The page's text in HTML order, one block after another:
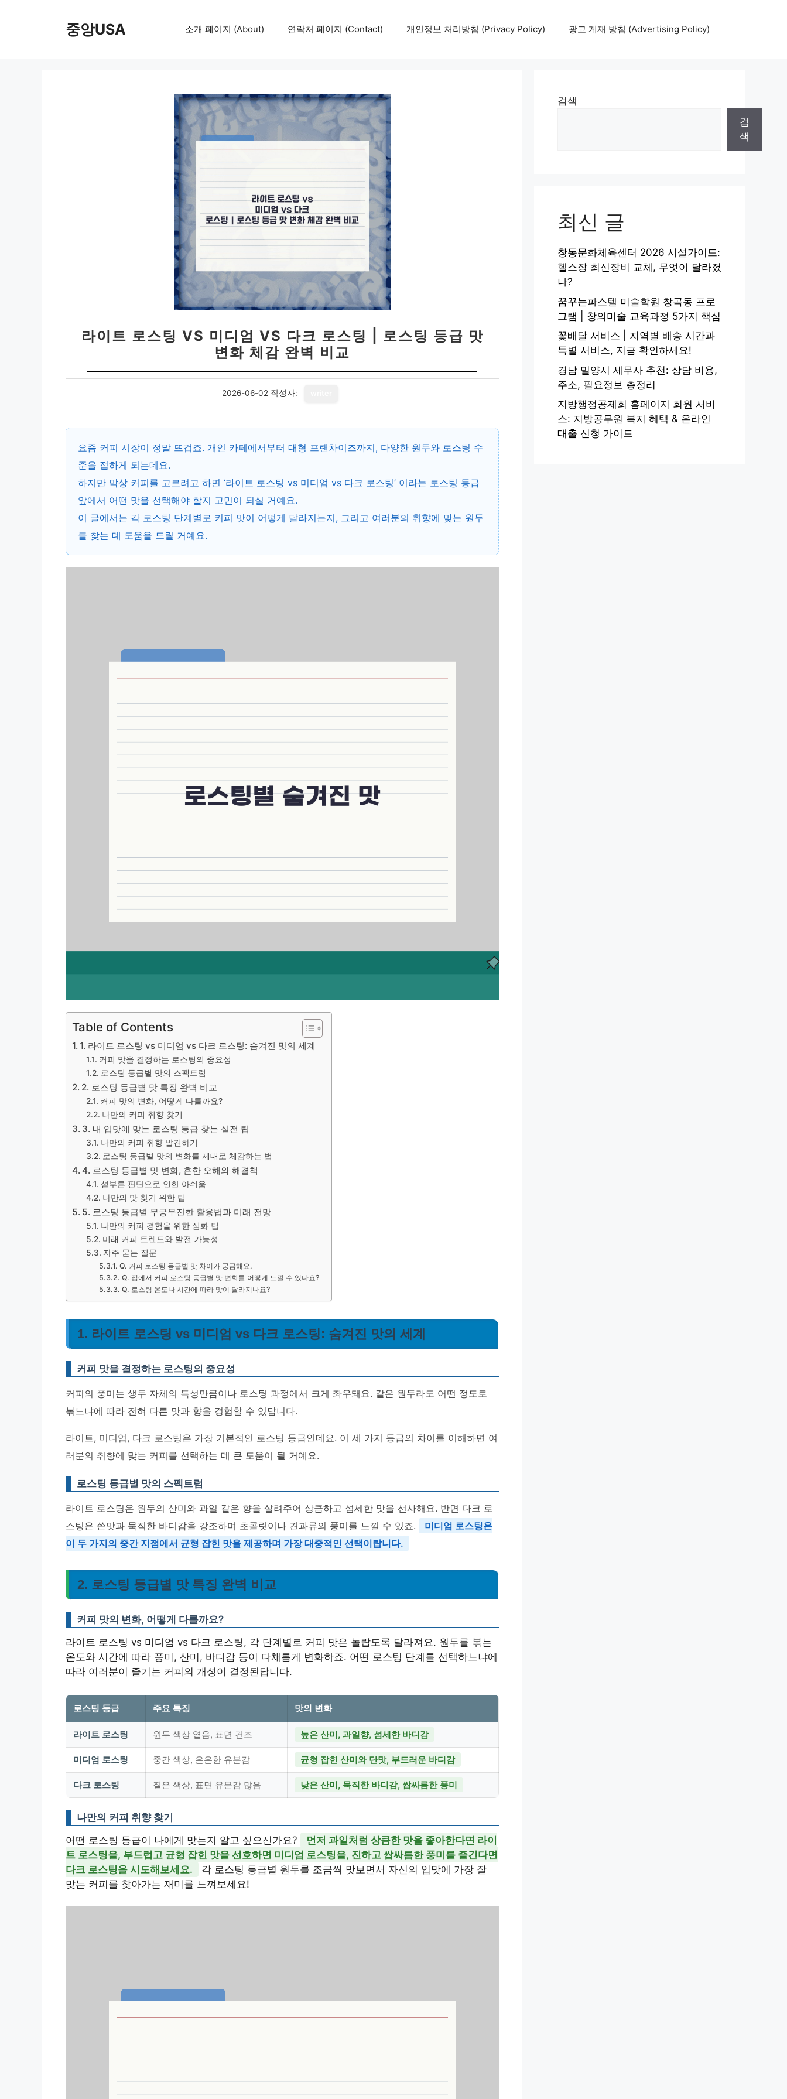
중앙USA 소개 페이지 (About) 연락처 페이지 (Contact) 개인정보 처리방침 (Privacy Policy) 광고 게재 방침 (Advertising Policy)
라이트 로스팅 VS 미디엄 VS 다크 로스팅 | 로스팅 등급 맛
변화 체감 완벽 비교
2026-06-02 작성자:
요즘 커피 시장이 정말 뜨겁죠. 개인 카페에서부터 대형 프랜차이즈까지, 다양한 원두와 로스팅 수
준을 접하게 되는데요.
하지만 막상 커피를 고르려고 하면 ‘라이트 로스팅 vs 미디엄 vs 다크 로스팅’ 이라는 로스팅 등급
앞에서 어떤 맛을 선택해야 할지 고민이 되실 거예요.
이 글에서는 각 로스팅 단계별로 커피 맛이 어떻게 달라지는지, 그리고 여러분의 취향에 맞는 원두
를 찾는 데 도움을 드릴 거예요.
Table of Contents
1. 라이트 로스팅 vs 미디엄 vs 다크 로스팅: 숨겨진 맛의 세계
커피 맛을 결정하는 로스팅의 중요성
로스팅 등급별 맛의 스펙트럼
2. 로스팅 등급별 맛 특징 완벽 비교
커피 맛의 변화, 어떻게 다를까요?
나만의 커피 취향 찾기
3. 내 입맛에 맞는 로스팅 등급 찾는 실전 팁
나만의 커피 취향 발견하기
로스팅 등급별 맛의 변화를 제대로 체감하는 법
4. 로스팅 등급별 맛 변화, 흔한 오해와 해결책
섣부른 판단으로 인한 아쉬움
나만의 맛 찾기 위한 팁
5. 로스팅 등급별 무궁무진한 활용법과 미래 전망
나만의 커피 경험을 위한 심화 팁
미래 커피 트렌드와 발전 가능성
자주 묻는 질문
Q. 커피 로스팅 등급별 맛 차이가 궁금해요.
Q. 집에서 커피 로스팅 등급별 맛 변화를 어떻게 느낄 수 있나요?
Q. 로스팅 온도나 시간에 따라 맛이 달라지나요?
1. 라이트 로스팅 vs 미디엄 vs 다크 로스팅: 숨겨진 맛의 세계
커피 맛을 결정하는 로스팅의 중요성
커피의 풍미는 생두 자체의 특성만큼이나 로스팅 과정에서 크게 좌우돼요. 같은 원두라도 어떤 정도로
볶느냐에 따라 전혀 다른 맛과 향을 경험할 수 있답니다.
라이트, 미디엄, 다크 로스팅은 가장 기본적인 로스팅 등급인데요. 이 세 가지 등급의 차이를 이해하면 여
러분의 취향에 맞는 커피를 선택하는 데 큰 도움이 될 거예요.
로스팅 등급별 맛의 스펙트럼
라이트 로스팅은 원두의 산미와 과일 같은 향을 살려주어 상큼하고 섬세한 맛을 선사해요. 반면 다크 로
스팅은 쓴맛과 묵직한 바디감을 강조하며 초콜릿이나 견과류의 풍미를 느낄 수 있죠.
미디엄 로스팅은
이 두 가지의 중간 지점에서 균형 잡힌 맛을 제공하며 가장 대중적인 선택이랍니다.
2. 로스팅 등급별 맛 특징 완벽 비교
커피 맛의 변화, 어떻게 다를까요?
라이트 로스팅 vs 미디엄 vs 다크 로스팅, 각 단계별로 커피 맛은 놀랍도록 달라져요. 원두를 볶는
온도와 시간에 따라 풍미, 산미, 바디감 등이 다채롭게 변화하죠. 어떤 로스팅 단계를 선택하느냐에
따라 여러분이 즐기는 커피의 개성이 결정된답니다.
로스팅 등급 주요 특징 맛의 변화
라이트 로스팅 원두 색상 옅음, 표면 건조 높은 산미, 과일향, 섬세한 바디감
미디엄 로스팅 중간 색상, 은은한 유분감 균형 잡힌 산미와 단맛, 부드러운 바디감
다크 로스팅 짙은 색상, 표면 유분감 많음 낮은 산미, 묵직한 바디감, 쌉싸름한 풍미
나만의 커피 취향 찾기
어떤 로스팅 등급이 나에게 맞는지 알고 싶으신가요?
먼저 과일처럼 상큼한 맛을 좋아한다면 라이
트 로스팅을, 부드럽고 균형 잡힌 맛을 선호하면 미디엄 로스팅을, 진하고 쌉싸름한 풍미를 즐긴다면
다크 로스팅을 시도해보세요.
각 로스팅 등급별 원두를 조금씩 맛보면서 자신의 입맛에 가장 잘
맞는 커피를 찾아가는 재미를 느껴보세요!
검색
검
색
최신 글
창동문화체육센터 2026 시설가이드:
헬스장 최신장비 교체, 무엇이 달라졌
나?
꿈꾸는파스텔 미술학원 창곡동 프로
그램 | 창의미술 교육과정 5가지 핵심
꽃배달 서비스 | 지역별 배송 시간과
특별 서비스, 지금 확인하세요!
경남 밀양시 세무사 추천: 상담 비용,
주소, 필요정보 총정리
지방행정공제회 홈페이지 회원 서비
스: 지방공무원 복지 혜택 & 온라인
대출 신청 가이드